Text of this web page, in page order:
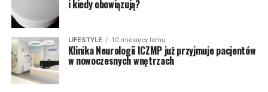
i kiedy obowiązują?
LIFESTYLE 10 miesięcy temu
Klinika Neurologii ICZMP już przyjmuje pacjentów
w nowoczesnych wnętrzach